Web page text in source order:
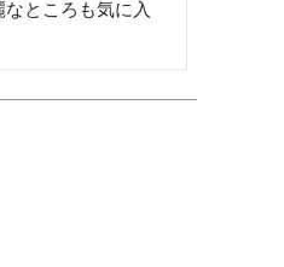
ところも気に入